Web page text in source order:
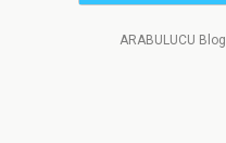
ARABULUCU